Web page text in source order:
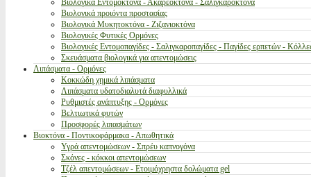
Βιολογικά Εντομοκτόνα - Ακαρεοκτόνα - Σαλιγκαροκτόνα
Βιολογικά προιόντα προστασίας
Βιολογικά Μυκητοκτόνα - Ζιζανιοκτόνα
Βιολογικές Φυτικές Ορμόνες
Βιολογικές Εντομοπαγίδες - Σαλιγκαροπαγίδες - Παγίδες ερπετών -
Σκευάσματα βιολογικά για απεντομώσεις
Λιπάσματα - Ορμόνες
Κοκκώδη χημικά λιπάσματα
Λιπάσματα υδατοδιαλυτά διαφυλλικά
Ρυθμιστές ανάπτυξης - Ορμόνες
Βελτιωτικά φυτών
Προσφορές λιπασμάτων
Βιοκτόνα - Ποντικοφάρμακα - Απωθητικά
Υγρά απεντομώσεων - Σπρέυ καπνογόνα
Σκόνες - κόκκοι απεντομώσεων
Τζέλ απεντομώσεων - Ετοιμόχρηστα δολώματα gel